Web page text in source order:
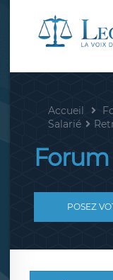
Accueil
Salarié
POSEZ